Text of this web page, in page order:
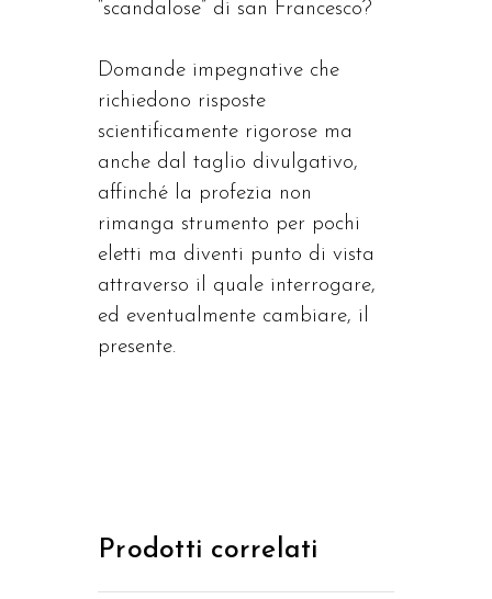
“scandalose” di san Francesco?
Domande impegnative che
richiedono risposte
scientificamente rigorose ma
anche dal taglio divulgativo,
affinché la profezia non
rimanga strumento per pochi
eletti ma diventi punto di vista
attraverso il quale interrogare,
ed eventualmente cambiare, il
presente.
Prodotti correlati